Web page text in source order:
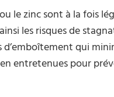
le zinc sont à la fois
les risques de
qui
entretenues pour